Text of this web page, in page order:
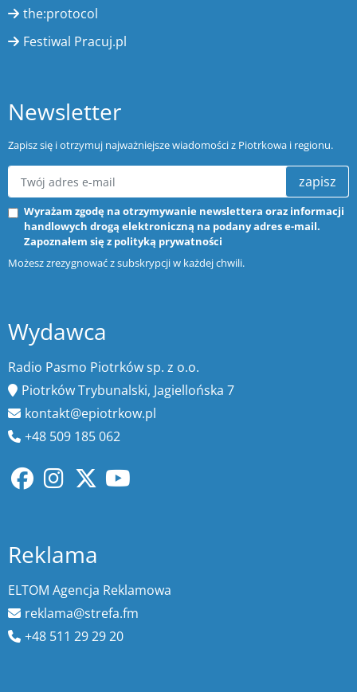
the:protocol
Festiwal Pracuj.pl
Newsletter
Zapisz się i otrzymuj najważniejsze wiadomości z Piotrkowa i regionu.
zapisz
Wyrażam zgodę na otrzymywanie newslettera oraz informacji
handlowych drogą elektroniczną na podany adres e-mail.
Zapoznałem się z polityką prywatności
Możesz zrezygnować z subskrypcji w każdej chwili.
Wydawca
Radio Pasmo Piotrków sp. z o.o.
Piotrków Trybunalski, Jagiellońska 7
kontakt@epiotrkow.pl
+48 509 185 062
Reklama
ELTOM Agencja Reklamowa
reklama@strefa.fm
+48 511 29 29 20